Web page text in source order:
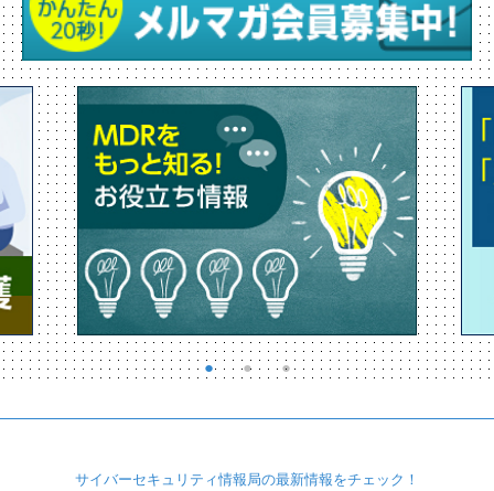
サイバーセキュリティ情報局の最新情報をチェック！